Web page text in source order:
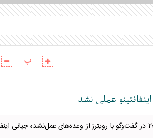
پ
عملی نشد
مهدی محمدنبی، سرپرست کاروان تیم ملی ایران در جام‌ جهانی ۲۰۲۶ در گفت‌وگو با رویترز از وعده‌های